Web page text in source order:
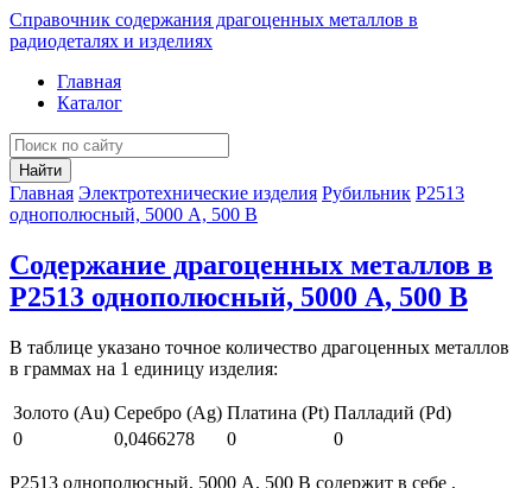
Справочник содержания драгоценных металлов в
радиодеталях и изделиях
Главная
Каталог
Найти
Главная Электротехнические изделия Рубильник Р2513
однополюсный, 5000 А, 500 В
Содержание драгоценных металлов в
Р2513 однополюсный, 5000 А, 500 В
В таблице указано точное количество драгоценных металлов
в граммах на 1 единицу изделия:
Золото (Au) Серебро (Ag) Платина (Pt) Палладий (Pd)
0
0,0466278 0 0
Р2513 однополюсный, 5000 А, 500 В содержит в себе ,